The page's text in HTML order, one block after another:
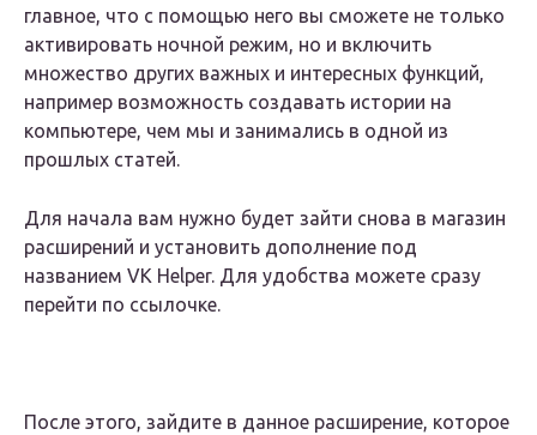
главное, что с помощью него вы сможете не только
активировать ночной режим, но и включить
множество других важных и интересных функций,
например возможность создавать истории на
компьютере, чем мы и занимались в одной из
прошлых статей.
Для начала вам нужно будет зайти снова в магазин
расширений и установить дополнение под
названием VK Helper. Для удобства можете сразу
перейти по ссылочке.
После этого, зайдите в данное расширение, которое